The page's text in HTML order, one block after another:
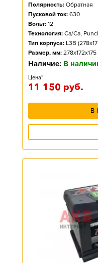
Полярность: Обратная
Пусковой ток: 630
Вольт: 12
Технология: Ca/Ca,
Тип корпуса: L3B
Размер, мм: 278x172x175
Наличие: В
Цена*
11 150 руб.
В